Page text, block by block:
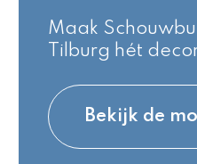
Maak
Tilburg hét
Bekijk de